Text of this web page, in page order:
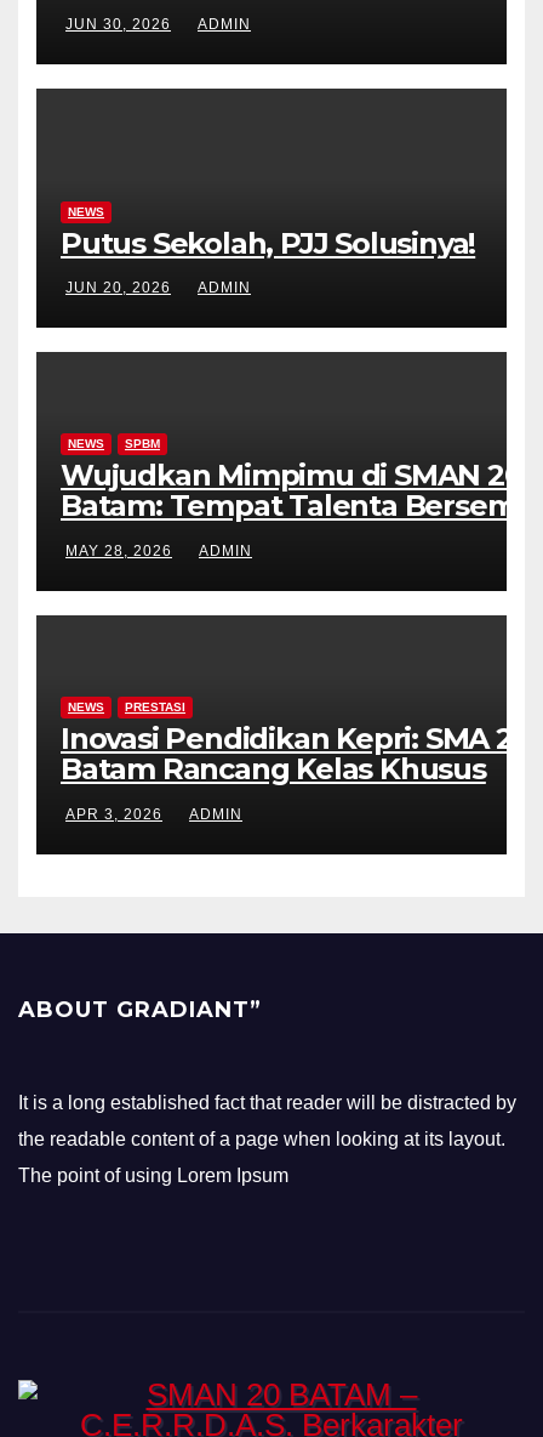
e
N
a
v
i
a
t
o
JUN 30, 2026 ADMIN
NEWS
Putus Sekolah, PJJ Solusinya!
JUN 20, 2026 ADMIN
NEWS SPBM
Wujudkan Mimpimu di SMAN 20
Batam: Tempat Talenta Bersemi,
Prestasi Terukir
MAY 28, 2026 ADMIN
NEWS PRESTASI
Inovasi Pendidikan Kepri: SMA 20
Batam Rancang Kelas Khusus
Akademik & Olahraga!
APR 3, 2026 ADMIN
ABOUT GRADIANT”
It is a long established fact that reader will be distracted by
the readable content of a page when looking at its layout.
The point of using Lorem Ipsum